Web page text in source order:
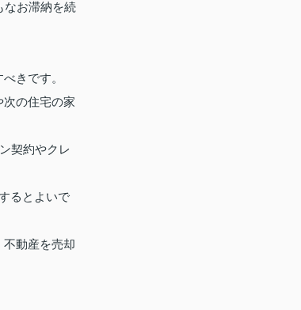
なお滞納を続
きです。
の住宅の家
契約やクレ
るとよいで
動産を売却